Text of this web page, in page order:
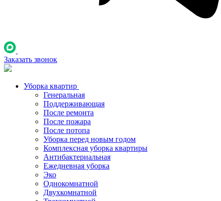
Заказать звонок
Уборка квартир
Генеральная
Поддерживающая
После ремонта
После пожара
После потопа
Уборка перед новым годом
Комплексная уборка квартиры
Антибактериальная
Ежедневная уборка
Эко
Однокомнатной
Двухкомнатной